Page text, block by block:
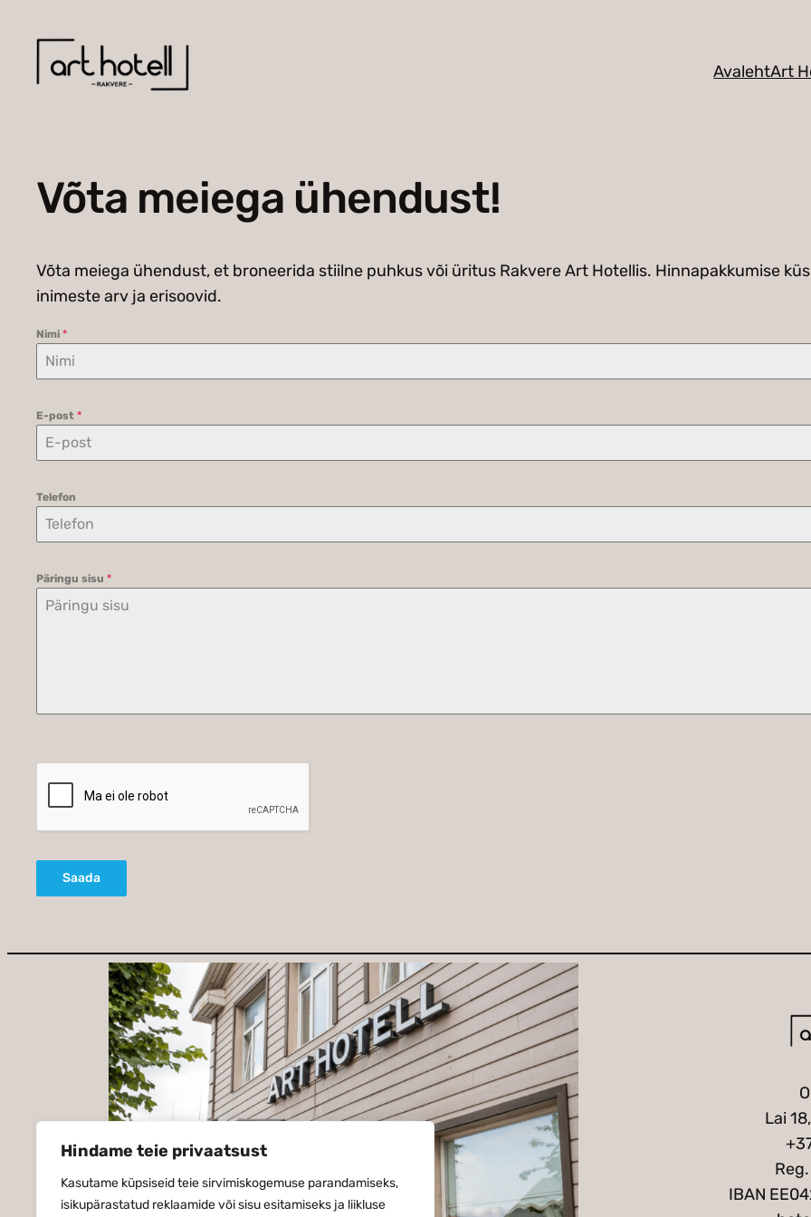
Hindame teie privaatsust
Kasutame küpsiseid teie sirvimiskogemuse parandamiseks,
isikupärastatud reklaamide või sisu esitamiseks ja liikluse
juurde
AvalehtArt
Võta meiega ühendust!
Võta meiega ühendust, et broneerida stiilne puhkus või üritus Rakvere Art Hotellis. Hinnapakkumise
inimeste arv ja erisoovid.
Nimi *
E-post *
Telefon
Päringu sisu *
Saada
Lai
IBAN